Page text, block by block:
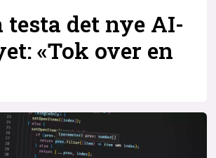
det nye AI-
«Tok over en